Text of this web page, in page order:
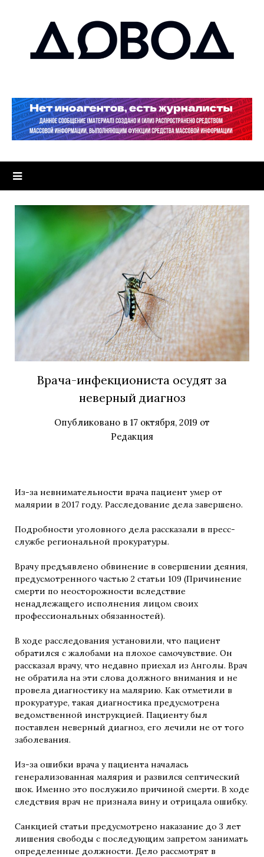
Врача-инфекциониста осудят за
неверный диагноз
Опубликовано в 17 октября, 2019 от
Редакция
Из-за невнимательности врача пациент умер от
малярии в 2017 году. Расследование дела завершено.
Подробности уголовного дела рассказали в пресс-
службе региональной прокуратуры.
Врачу предъявлено обвинение в совершении деяния,
предусмотренного частью 2 статьи 109 (Причинение
смерти по неосторожности вследствие
ненадлежащего исполнения лицом своих
профессиональных обязанностей).
В ходе расследования установили, что пациент
обратился с жалобами на плохое самочувствие. Он
рассказал врачу, что недавно приехал из Анголы. Врач
не обратила на эти слова должного внимания и не
провела диагностику на малярию. Как отметили в
прокуратуре, такая диагностика предусмотрена
ведомственной инструкцией. Пациенту был
поставлен неверный диагноз, его лечили не от того
заболевания.
Из-за ошибки врача у пациента началась
генерализованная малярия и развился септический
шок. Именно это послужило причиной смерти. В ходе
следствия врач не признала вину и отрицала ошибку.
Санкцией статьи предусмотрено наказание до 3 лет
лишения свободы с последующим запретом занимать
определенные должности. Дело рассмотрят в